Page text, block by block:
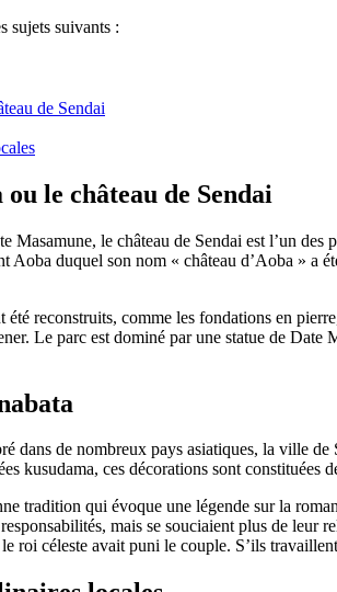
sujets suivants :
de Sendai
le château de Sendai
Masamune, le château de Sendai est l’un
Aoba duquel son nom « château d’Aoba »
reconstruits, comme les fondations en
Le parc est dominé par une statue de
dans de nombreux pays asiatiques, la ville
kusudama, ces décorations sont constituées
tradition qui évoque une légende sur la
mais se souciaient plus de leur
roi céleste avait puni le couple. S’ils